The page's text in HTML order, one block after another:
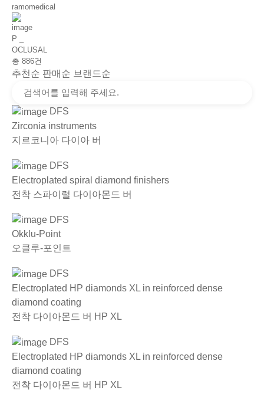
ramomedical
P _
OCLUSAL
총 886건
추천순 판매순 브랜드순
DFS
Zirconia instruments
지르코니아 다이아 버
DFS
Electroplated spiral diamond finishers
전착 스파이럴 다이아몬드 버
DFS
Okklu-Point
오클루-포인트
DFS
Electroplated HP diamonds XL in reinforced dense
diamond coating
전착 다이아몬드 버 HP XL
DFS
Electroplated HP diamonds XL in reinforced dense
diamond coating
전착 다이아몬드 버 HP XL